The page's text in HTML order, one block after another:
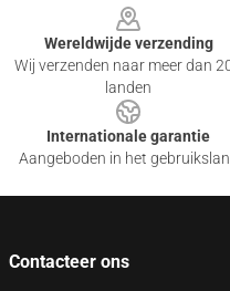
Wereldwijde verzending
Wij verzenden naar meer dan
landen
Internationale garantie
Aangeboden in het
Contacteer ons